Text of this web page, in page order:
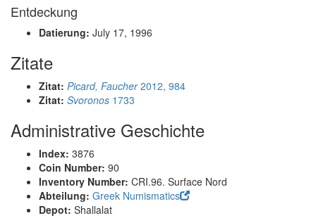
Entdeckung
Datierung: July 17, 1996
Zitate
Zitat: Picard, Faucher2012, 984
Zitat: Svoronos 1733
Administrative Geschichte
Index: 3876
Coin Number: 90
Inventory Number: CRI.96. Surface Nord
Abteilung: Greek Numismatics
Depot: Shallalat